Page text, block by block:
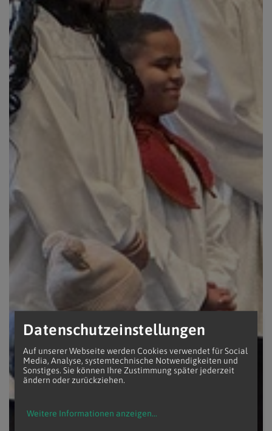
Datenschutzeinstellungen
Auf unserer Webseite werden Cookies verwendet für Social
Media, Analyse, systemtechnische Notwendigkeiten und
Sonstiges. Sie können Ihre Zustimmung später jederzeit
ändern oder zurückziehen.
Weitere Informationen anzeigen...